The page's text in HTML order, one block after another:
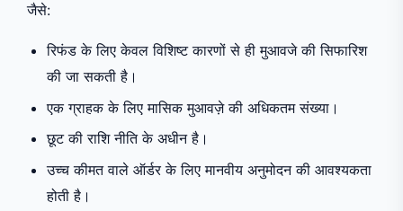
जैसे:
रिफंड के लिए केवल विशिष्ट कारणों से ही मुआवजे की सिफारिश
की जा सकती है।
एक ग्राहक के लिए मासिक मुआवज़े की अधिकतम संख्या।
छूट की राशि नीति के अधीन है।
उच्च कीमत वाले ऑर्डर के लिए मानवीय अनुमोदन की आवश्यकता
होती है।